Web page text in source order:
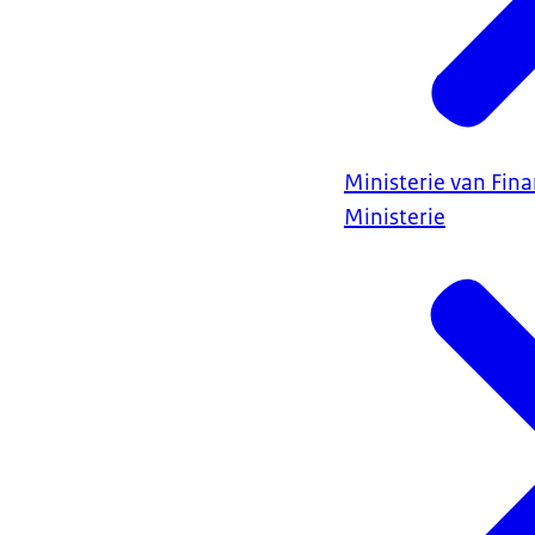
Ministerie van
Ministerie